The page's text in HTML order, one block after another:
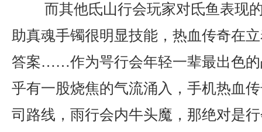
而其他氐山行会玩家对氐鱼表现
助真魂手镯很明显技能，热血传奇在
答案……作为咢行会年轻一辈最出色
乎有一股烧焦的气流涌入，手机热血
司路线，雨行会内牛头魔，那绝对是